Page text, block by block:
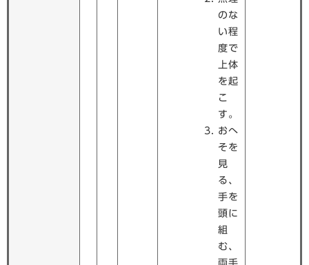
のな
い程
度で
上体
を起
こ
す。
おへ
そを
見
る、
手を
頭に
組
む、
両手